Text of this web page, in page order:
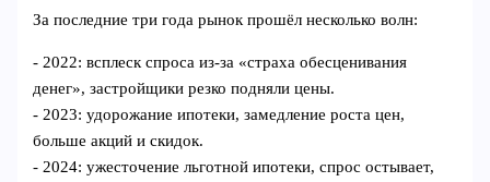
За последние три года рынок прошёл несколько волн:
- 2022: всплеск спроса из‑за «страха обесценивания
денег», застройщики резко подняли цены.
- 2023: удорожание ипотеки, замедление роста цен,
больше акций и скидок.
- 2024: ужесточение льготной ипотеки, спрос остывает,